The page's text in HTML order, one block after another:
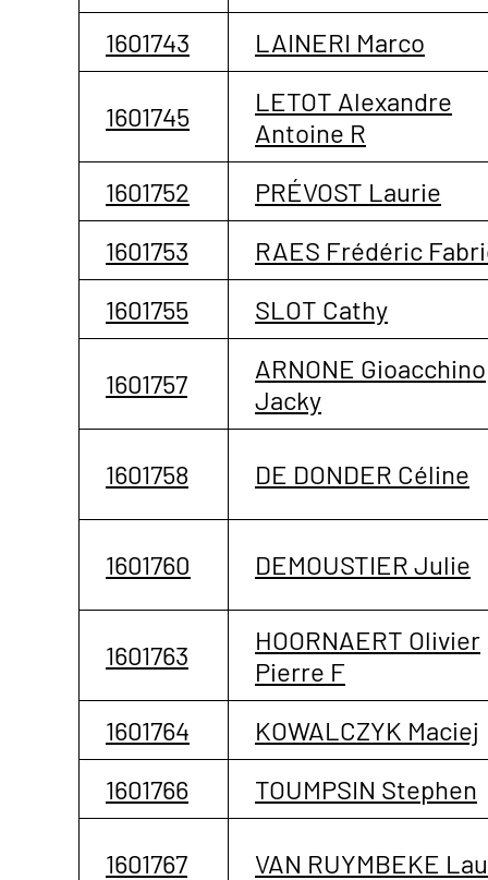
1601743
LAINERI Marco
1601745
LETOT Alexandre
Antoine R
1601752
PRÉVOST Laurie
1601753
RAES Frédéric
1601755
SLOT Cathy
1601757
ARNONE Gioacchino
Jacky
1601758 DE DONDER Céline
1601760 DEMOUSTIER Julie
1601763
HOORNAERT Olivier
Pierre F
1601764
KOWALCZYK Maciej
1601766
TOUMPSIN Stephen
1601767 VAN RUYMBEKE